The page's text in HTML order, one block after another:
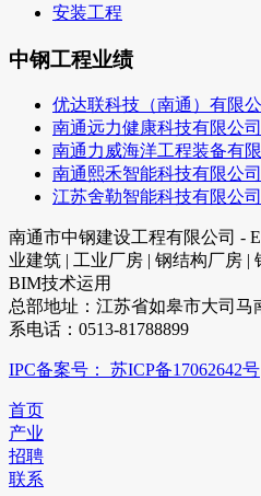
安装工程
中钢工程业绩
优达联科技（南通）有限
南通远力健康科技有限公司
南通力威海洋工程装备有
南通熙禾智能科技有限公司
江苏舍勒智能科技有限公司
南通市中钢建设工程有限公司 -
业建筑 | 工业厂房 | 钢结构厂房 |
BIM技术运用
总部地址：江苏省如皋市大司马
系电话：0513-81788899
IPC备案号： 苏ICP备17062642号
首页
产业
招聘
联系